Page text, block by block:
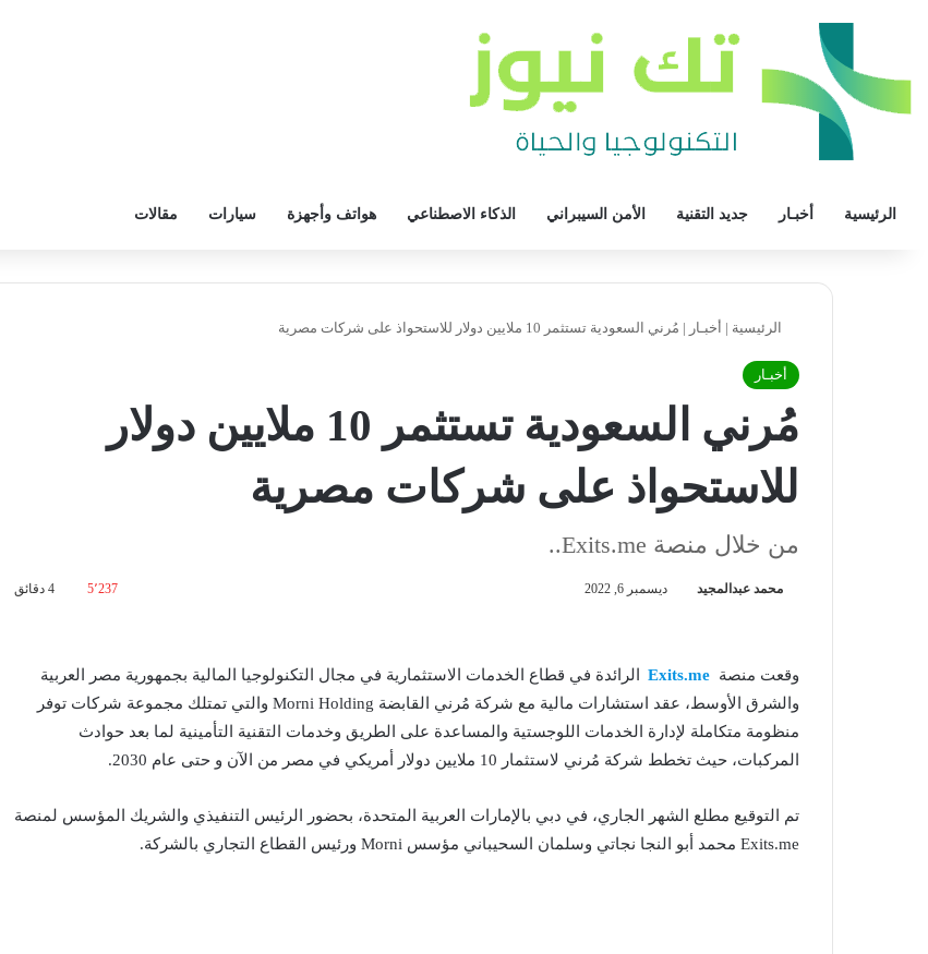
الرئيسية أخبـار جديد التقنية الأمن السيبراني الذكاء الاصطناعي هواتف وأجهزة سيارات مقالات
الرئيسية | أخبـار | مُرني السعودية تستثمر 10 ملايين دولار للاستحواذ على شركات مصرية
أخبـار
مُرني السعودية تستثمر 10 ملايين دولار
للاستحواذ على شركات مصرية
من خلال منصة Exits.me..
محمد عبدالمجيد ديسمبر 6, 2022 5٬237
وقعت منصة Exits.me
الرائدة في قطاع الخدمات الاستثمارية في مجال التكنولوجيا المالية بجمهورية مصر العربية
والشرق الأوسط، عقد استشارات مالية مع شركة مُرني القابضة Morni Holding والتي تمتلك مجموعة شركات توفر
منظومة متكاملة لإدارة الخدمات اللوجستية والمساعدة على الطريق وخدمات التقنية التأمينية لما بعد حوادث
المركبات، حيث تخطط شركة مُرني لاستثمار 10 ملايين دولار أمريكي في مصر من الآن و حتى عام 2030.
تم التوقيع مطلع الشهر الجاري، في دبي بالإمارات العربية المتحدة، بحضور الرئيس التنفيذي والشريك المؤسس لمنصة
Exits.me محمد أبو النجا نجاتي وسلمان السحيباني مؤسس Morni ورئيس القطاع التجاري بالشركة.